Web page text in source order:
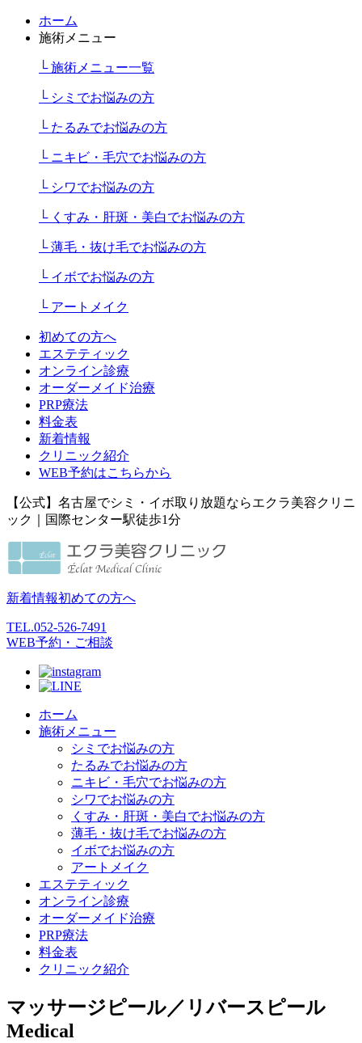
ホーム
施術メニュー
└ 施術メニュー一覧
└ シミでお悩みの方
└ たるみでお悩みの方
└ ニキビ・毛穴でお悩みの方
└ シワでお悩みの方
└ くすみ・肝斑・美白でお悩みの方
└ 薄毛・抜け毛でお悩みの方
└ イボでお悩みの方
└ アートメイク
初めての方へ
エステティック
オンライン診療
オーダーメイド治療
PRP療法
料金表
新着情報
クリニック紹介
WEB予約はこちらから
【公式】名古屋でシミ・イボ取り放題ならエクラ美容クリニ
ック｜国際センター駅徒歩1分
新着情報初めての方へ
TEL.052-526-7491
WEB予約・ご相談
ホーム
施術メニュー
シミでお悩みの方
たるみでお悩みの方
ニキビ・毛穴でお悩みの方
シワでお悩みの方
くすみ・肝斑・美白でお悩みの方
薄毛・抜け毛でお悩みの方
イボでお悩みの方
アートメイク
エステティック
オンライン診療
オーダーメイド治療
PRP療法
料金表
クリニック紹介
マッサージピール／リバースピール
Medical